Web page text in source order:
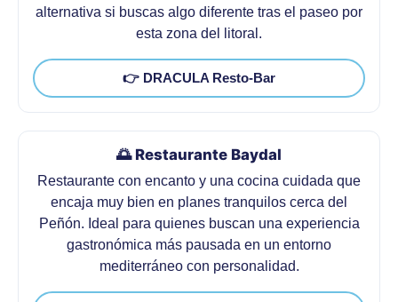
alternativa si buscas algo diferente tras el paseo por
esta zona del litoral.
👉 DRACULA Resto-Bar
🌅 Restaurante Baydal
Restaurante con encanto y una cocina cuidada que
encaja muy bien en planes tranquilos cerca del
Peñón. Ideal para quienes buscan una experiencia
gastronómica más pausada en un entorno
mediterráneo con personalidad.